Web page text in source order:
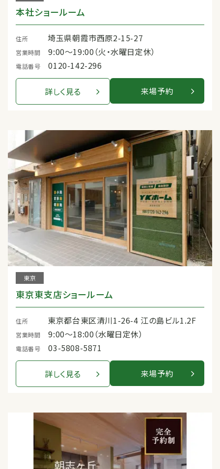
本社ショールーム
住所 埼玉県朝霞市西原2-15-27
営業時間 9:00〜19:00（火・水曜日定休）
電話番号 0120-142-296
詳しく見る 来場予約
東京
東京東支店ショールーム
住所 東京都台東区清川1-26-4 江の島ビル1.2F
営業時間 9:00〜18:00（水曜日定休）
電話番号 03-5808-5871
詳しく見る 来場予約